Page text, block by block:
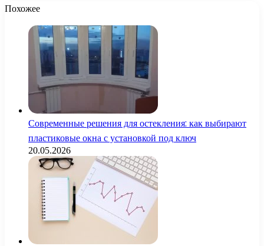
Похожее
Современные решения для остекления: как выбирают
пластиковые окна с установкой под ключ
20.05.2026